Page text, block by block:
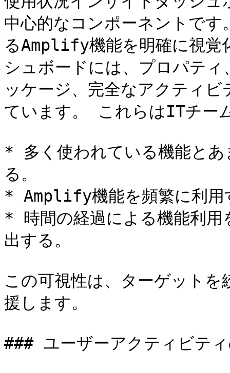
中心的なコンポーネントで
るAmplify機能を明確に視覚
シュボードには、プロパテ
ッケージ、完全なアクティ
ています。 これらはITチー
* 多く使われている機能とあ
る。
* Amplify機能を頻繁に利用
* 時間の経過による機能利用
出する。
この可視性は、ターゲット
援します。
### ユーザーアクティビテ